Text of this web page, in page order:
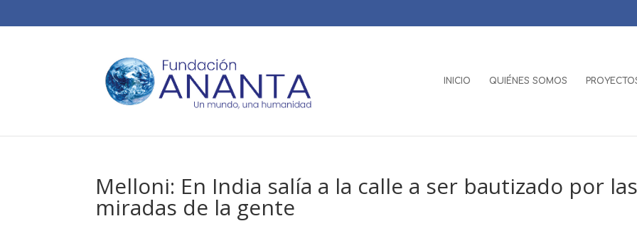
INICIO QUIÉNES SOMOS
Melloni: En India salía a la calle a ser bautizado por las
miradas de la gente